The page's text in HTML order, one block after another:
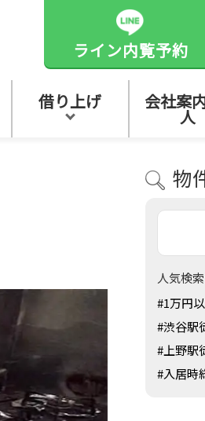
ライン内覧予約
借り上げ 会社案
人
物
人気検
#1万円
#渋谷駅
#上野駅
#入居時